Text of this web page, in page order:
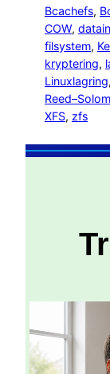
Bcachefs,
COW,
filsystem,
kryptering,
Linuxlagring,
XFS, zfs